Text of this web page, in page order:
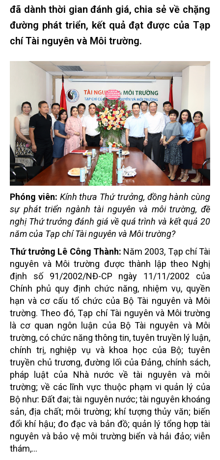
đã dành thời gian đánh giá, chia sẻ về chặng
đường phát triển, kết quả đạt được của Tạp
chí Tài nguyên và Môi trường.
Phóng viên: Kính thưa Thứ trưởng, đồng hành cùng
sự phát triển ngành tài nguyên và môi trường, đề
nghị Thứ trưởng đánh giá về quá trình và kết quả 20
năm của Tạp chí Tài nguyên và Môi trường?
Thứ trưởng Lê Công Thành: Năm 2003, Tạp chí Tài
nguyên và Môi trường được thành lập theo Nghị
định số 91/2002/NĐ-CP ngày 11/11/2002 của
Chính phủ quy định chức năng, nhiệm vụ, quyền
hạn và cơ cấu tổ chức của Bộ Tài nguyên và Môi
trường. Theo đó, Tạp chí Tài nguyên và Môi trường
là cơ quan ngôn luận của Bộ Tài nguyên và Môi
trường, có chức năng thông tin, tuyên truyền lý luận,
chính trị, nghiệp vụ và khoa học của Bộ; tuyên
truyền chủ trương, đường lối của Đảng, chính sách,
pháp luật của Nhà nước về tài nguyên và môi
trường; về các lĩnh vực thuộc phạm vi quản lý của
Bộ như: Đất đai; tài nguyên nước; tài nguyên khoáng
sản, địa chất; môi trường; khí tượng thủy văn; biến
đổi khí hậu; đo đạc và bản đồ; quản lý tổng hợp tài
nguyên và bảo vệ môi trường biển và hải đảo; viễn
thám,...